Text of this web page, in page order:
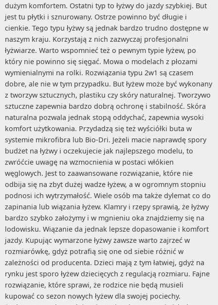
dużym komfortem. Ostatni typ to łyżwy do jazdy szybkiej. But
jest tu płytki i sznurowany. Ostrze powinno być długie i
cienkie. Tego typu łyżwy są jednak bardzo trudno dostępne w
naszym kraju. Korzystają z nich zazwyczaj profesjonalni
łyżwiarze. Warto wspomnieć też o pewnym typie łyżew, po
który nie powinno się sięgać. Mowa o modelach z płozami
wymienialnymi na rolki. Rozwiązania typu 2w1 są czasem
dobre, ale nie w tym przypadku. But łyżew może być wykonany
z tworzyw sztucznych, plastiku czy skóry naturalnej. Tworzywo
sztuczne zapewnia bardzo dobrą ochronę i stabilność. Skóra
naturalna pozwala jednak stopą oddychać, zapewnia wysoki
komfort użytkowania. Przydadzą się też wyściółki buta w
systemie mikrofibra lub Bio-Dri. Jeżeli macie naprawdę spory
budżet na łyżwy i oczekujecie jak najlepszego modelu, to
zwróćcie uwagę na wzmocnienia w postaci włókien
węglowych. Jest to zaawansowane rozwiązanie, które nie
odbija się na zbyt dużej wadze łyżew, a w ogromnym stopniu
podnosi ich wytrzymałość. Wiele osób ma także dylemat co do
zapinania lub wiązania łyżew. Klamry i rzepy sprawią, że łyżwy
bardzo szybko założymy i w mgnieniu oka znajdziemy się na
lodowisku. Wiązanie da jednak lepsze dopasowanie i komfort
jazdy. Kupując wymarzone łyżwy zawsze warto zajrzeć w
rozmiarówkę, gdyż potrafią się one od siebie różnić w
zależności od producenta. Dzieci mają z tym łatwiej, gdyż na
rynku jest sporo łyżew dziecięcych z regulacją rozmiaru. Fajne
rozwiązanie, które sprawi, że rodzice nie będą musieli
kupować co sezon nowych łyżew dla swojej pociechy.